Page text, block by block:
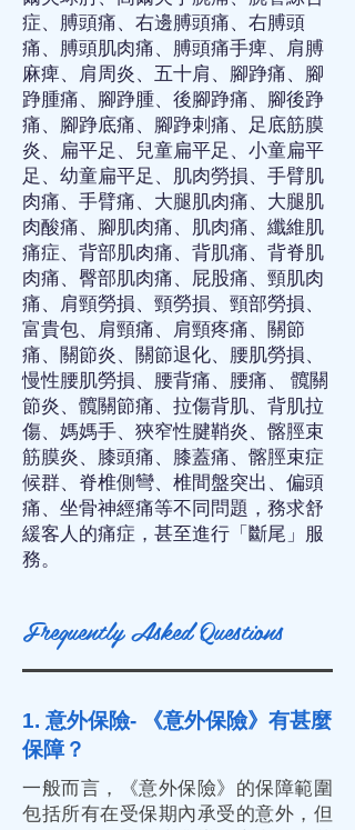
症、 膊頭痛、 右邊膊頭痛、 右膊頭
痛、 膊頭肌肉痛、 膊頭痛手痺、
肩膊
麻痺、 肩周炎、 五十肩 、 腳踭痛、 腳
踭腫痛、 腳踭腫、 後腳踭痛、 腳後踭
痛、 腳踭底痛、 腳踭刺痛、
足底筋膜
炎、 扁平足 、 兒童扁平足 、 小童扁平
足 、 幼童扁平足 、 肌肉勞損、 手臂肌
肉痛、 手臂痛、 大腿肌肉痛、 大腿肌
肉酸痛、 腳肌肉痛、 肌肉痛、 纖維肌
痛症、 背部肌肉痛、 背肌痛、 背脊肌
肉痛、 臀部肌肉痛、 屁股痛、 頸肌肉
痛、 肩頸勞損、 頸勞損、 頸部勞損、
富貴包、 肩頸痛、 肩頸疼痛、 關節
痛、 關節炎、 關節退化、 腰肌勞損、
慢性腰肌勞損、 腰背痛、 腰痛、 髖關
節炎、 髖關節痛、 拉傷背肌、 背肌拉
傷、 媽媽手、 狹窄性腱鞘炎、 髂脛束
筋膜炎、 膝頭痛、 膝蓋痛、 髂脛束症
候群、 脊椎側彎、 椎間盤突出 、 偏頭
痛、 坐骨神經痛等不同問題，務求舒
緩客人的痛症，甚至進行「斷尾」服
務。
Frequently Asked Questions
1. 意外保險- 《意外保險》有甚麼
保障？
一般而言，《意外保險》的保障範圍
包括所有在受保期內承受的意外，但